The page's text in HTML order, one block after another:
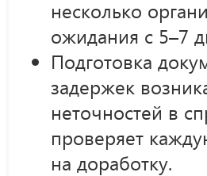
несколько
ожидания с 5–7
Подготовка
задержек
неточностей в
проверяет
на доработку.